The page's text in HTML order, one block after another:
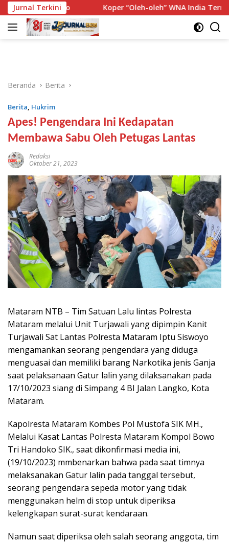
Langsung
ke
konten
Jurnal Terkini
Risiko Koper “Oleh-oleh” WNA India Ternyata Berisi
Beranda Berita
Berita, Hukrim
Apes! Pengendara Ini Kedapatan
Membawa Sabu Oleh Petugas Lantas
Redaksi
Oktober 21, 2023
Mataram NTB – Tim Satuan Lalu lintas Polresta
Mataram melalui Unit Turjawali yang dipimpin Kanit
Turjawali Sat Lantas Polresta Mataram Iptu Siswoyo
mengamankan seorang pengendara yang diduga
menguasai dan memiliki barang Narkotika jenis Ganja
saat pelaksanaan Gatur lalin yang dilaksanakan pada
17/10/2023 siang di Simpang 4 BI Jalan Langko, Kota
Mataram.
Kapolresta Mataram Kombes Pol Mustofa SIK MH.,
Melalui Kasat Lantas Polresta Mataram Kompol Bowo
Tri Handoko SIK., saat dikonfirmasi media ini,
(19/10/2023) mmbenarkan bahwa pada saat timnya
melaksanakan Gatur lalin pada tanggal tersebut,
seorang pengendara sepeda motor yang tidak
menggunakan helm di stop untuk diperiksa
kelengkapan surat-surat kendaraan.
Namun saat diperiksa oleh salah seorang anggota, tim